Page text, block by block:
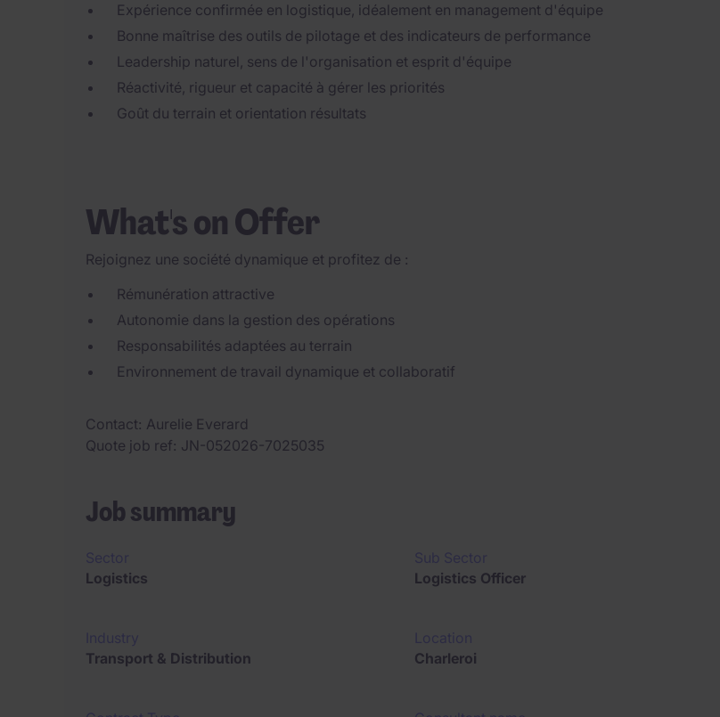
Expérience confirmée en logistique, idéalement en management d'équipe
Bonne maîtrise des outils de pilotage et des indicateurs de performance
Leadership naturel, sens de l'organisation et esprit d'équipe
Réactivité, rigueur et capacité à gérer les priorités
Goût du terrain et orientation résultats
What's on Offer
Rejoignez une société dynamique et profitez de :
Rémunération attractive
Autonomie dans la gestion des opérations
Responsabilités adaptées au terrain
Environnement de travail dynamique et collaboratif
Contact Aurelie Everard
Quote job ref JN-052026-7025035
Job summary
Logistics
Logistics Officer
Transport & Distribution
Charleroi